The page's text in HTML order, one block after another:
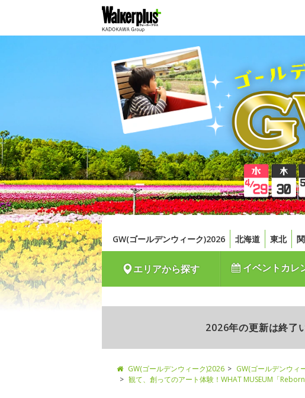
GW(ゴールデンウィーク)2026 北海道 東北
エリアから探す イベントカレ
2026年の更新は終了
GW(ゴールデンウィーク)2026 GW(ゴールデンウィ
観て、創ってのアート体験！WHAT MUSEUM「